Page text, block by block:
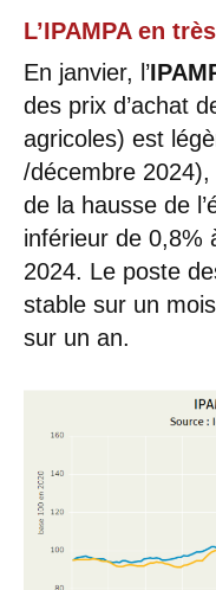
L’IPAMPA en
En janvier, l’
des prix d’achat
agricoles) est
/décembre 2024),
de la hausse de
inférieur de 0,8%
2024. Le poste
stable sur un
sur un an.